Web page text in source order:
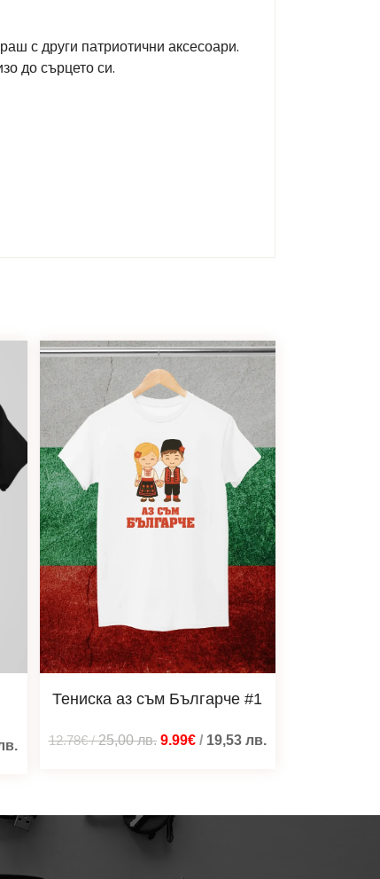
с други патриотични аксесоари.
до сърцето си.
Тениска аз съм Българче #1
12.78€/25,00лв. 9.99€/ 19,53 лв.